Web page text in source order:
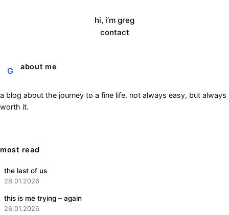
hi, i’m greg
contact
G about me
a blog about the journey to a fine life. not always easy, but always
worth it.
most read
the last of us
28.01.2026
this is me trying – again
26.01.2026